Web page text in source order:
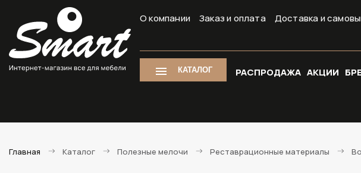
О компании Заказ и оплата Доставка и
КАТАЛОГ РАСПРОДАЖА АКЦИИ
Главная Каталог Полезные мелочи Реставрационные материалы